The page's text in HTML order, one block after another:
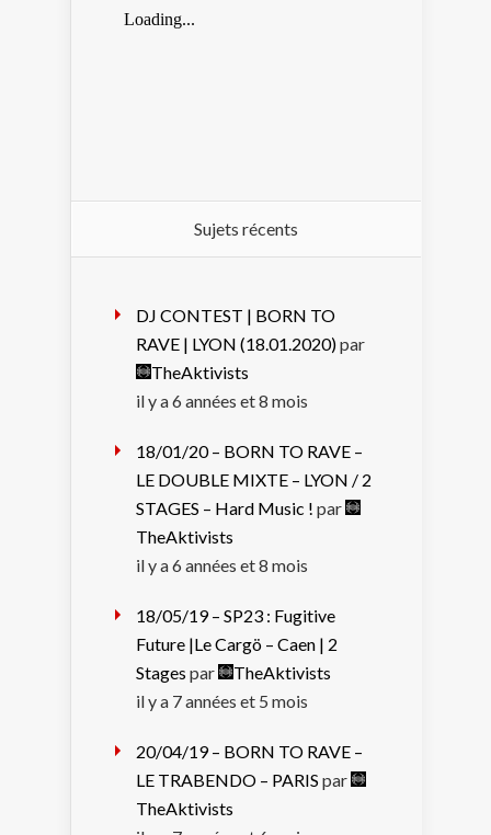
Sujets récents
DJ CONTEST | BORN TO
RAVE | LYON (18.01.2020)par
TheAktivists
il y a 6 années et 8 mois
18/01/20 – BORN TO RAVE –
LE DOUBLE MIXTE – LYON / 2
STAGES – Hard Music ! par
TheAktivists
il y a 6 années et 8 mois
18/05/19 – SP23 : Fugitive
Future |Le Cargö – Caen | 2
Stages par
TheAktivists
il y a 7 années et 5 mois
20/04/19 – BORN TO RAVE –
LE TRABENDO – PARIS par
TheAktivists